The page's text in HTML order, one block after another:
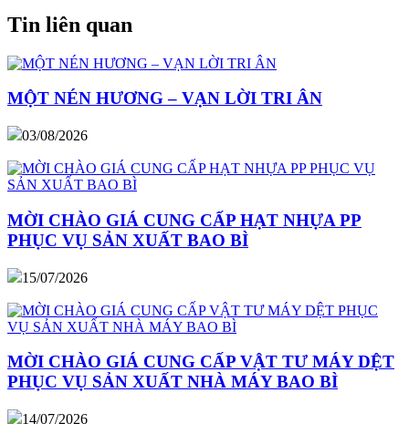
Tin liên quan
MỘT NÉN HƯƠNG – VẠN LỜI TRI ÂN
03/08/2026
MỜI CHÀO GIÁ CUNG CẤP HẠT NHỰA PP
PHỤC VỤ SẢN XUẤT BAO BÌ
15/07/2026
MỜI CHÀO GIÁ CUNG CẤP VẬT TƯ MÁY DỆT
PHỤC VỤ SẢN XUẤT NHÀ MÁY BAO BÌ
14/07/2026